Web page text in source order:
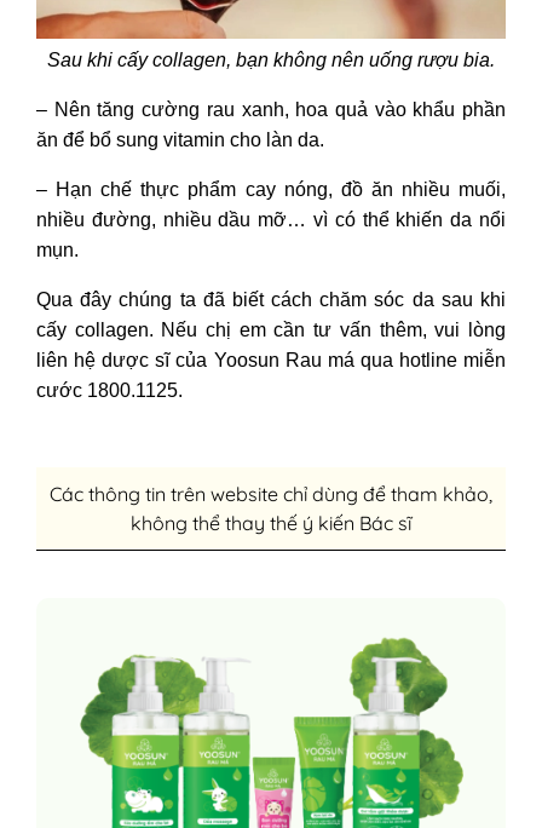
Sau khi cấy collagen, bạn không nên uống rượu bia.
– Nên tăng cường rau xanh, hoa quả vào khẩu phần
ăn để bổ sung vitamin cho làn da.
– Hạn chế thực phẩm cay nóng, đồ ăn nhiều muối,
nhiều đường, nhiều dầu mỡ… vì có thể khiến da nổi
mụn.
Qua đây chúng ta đã biết cách chăm sóc da sau khi
cấy collagen. Nếu chị em cần tư vấn thêm, vui lòng
liên hệ dược sĩ của Yoosun Rau má qua hotline miễn
cước 1800.1125.
Các thông tin trên website chỉ dùng để tham khảo,
không thể thay thế ý kiến Bác sĩ